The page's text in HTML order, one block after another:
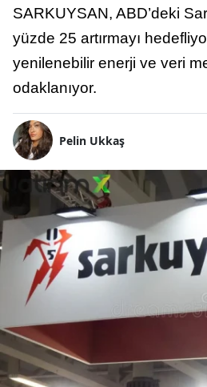
SARKUYSAN, ABD’deki
yüzde 25 artırmayı
yenilenebilir enerji ve veri
odaklanıyor.
Pelin Ukkaş